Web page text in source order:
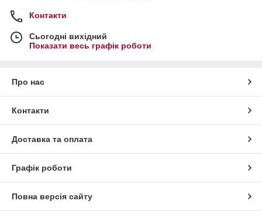
Контакти
Сьогодні вихідний
Показати весь графік роботи
Про нас
Контакти
Доставка та оплата
Графік роботи
Повна версія сайту